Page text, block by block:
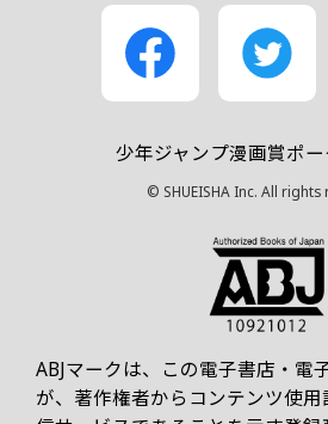
少年ジャンプ漫画賞ポ
© SHUEISHA Inc. All rights
ABJマークは、この電子書店・電
が、著作権者からコンテンツ使